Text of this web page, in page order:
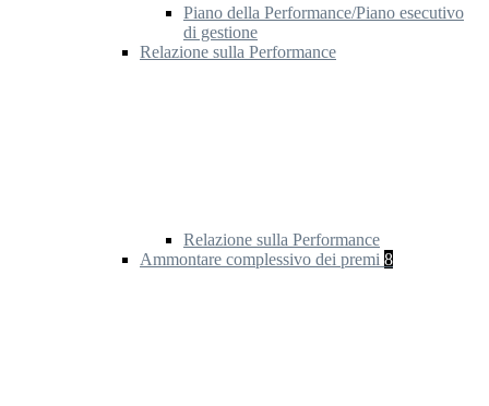
Piano della Performance/Piano esecutivo
di gestione
Relazione sulla Performance
Relazione sulla Performance
Ammontare complessivo dei premi 8